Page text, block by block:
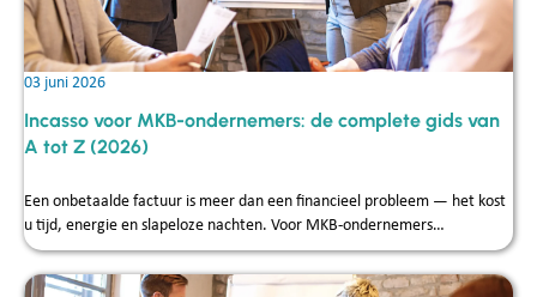
03 juni 2026
Incasso voor MKB-ondernemers: de complete gids van
A tot Z (2026)
Een onbetaalde factuur is meer dan een financieel probleem — het kost
u tijd, energie en slapeloze nachten. Voor MKB-ondernemers…